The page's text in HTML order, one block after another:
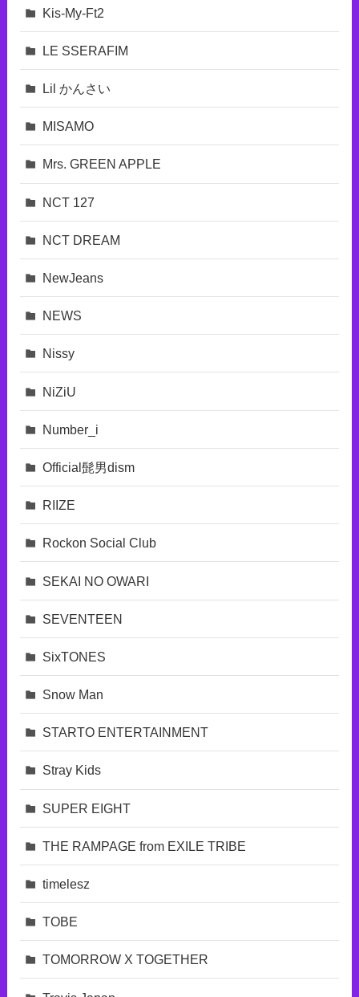
Kis-My-Ft2
LE SSERAFIM
Lil かんさい
MISAMO
Mrs. GREEN APPLE
NCT 127
NCT DREAM
NewJeans
NEWS
Nissy
NiZiU
Number_i
Official髭男dism
RIIZE
Rockon Social Club
SEKAI NO OWARI
SEVENTEEN
SixTONES
Snow Man
STARTO ENTERTAINMENT
Stray Kids
SUPER EIGHT
THE RAMPAGE from EXILE TRIBE
timelesz
TOBE
TOMORROW X TOGETHER